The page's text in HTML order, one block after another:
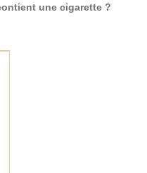
une cigarette ?